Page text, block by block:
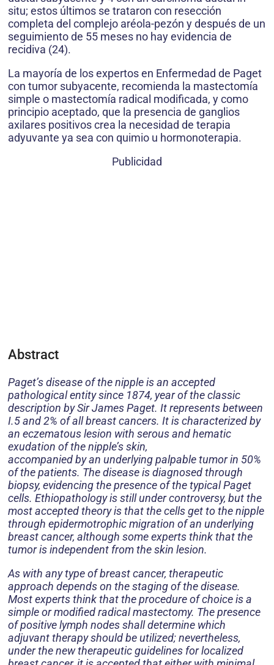
situ; estos últimos se trataron con resección
completa del complejo aréola-pezón y después de un
seguimiento de 55 meses no hay evidencia de
recidiva (24).
La mayoría de los expertos en Enfermedad de Paget
con tumor subyacente, recomienda la mastectomía
simple o mastectomía radical modificada, y como
principio aceptado, que la presencia de ganglios
axilares positivos crea la necesidad de terapia
adyuvante ya sea con quimio u hormonoterapia.
Publicidad
Abstract
Paget’s disease of the nipple is an accepted
pathological entity since 1874, year of the classic
description by Sir James Paget. It represents between
I.5 and 2% of all breast cancers. It is characterized by
an eczematous lesion with serous and hematic
exudation of the nipple’s skin,
accompanied by an underlying palpable tumor in 50%
of the patients. The disease is diagnosed through
biopsy, evidencing the presence of the typical Paget
cells. Ethiopathology is still under controversy, but the
most accepted theory is that the cells get to the nipple
through epidermotrophic migration of an underlying
breast cancer, although some experts think that the
tumor is independent from the skin lesion.
As with any type of breast cancer, therapeutic
approach depends on the staging of the disease.
Most experts think that the procedure of choice is a
simple or modified radical mastectomy. The presence
of positive lymph nodes shall determine which
adjuvant therapy should be utilized; nevertheless,
under the new therapeutic guidelines for localized